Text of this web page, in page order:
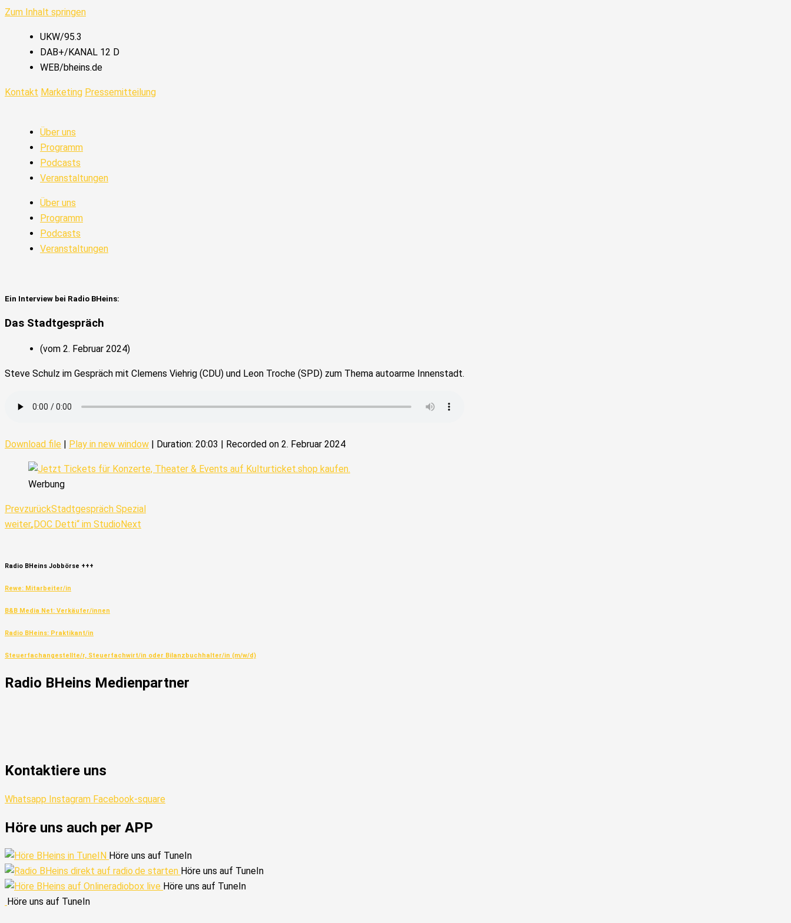
Zum Inhalt springen
UKW/95.3
DAB+/KANAL 12 D
WEB/bheins.de
Kontakt Marketing Pressemitteilung
Über uns
Programm
Podcasts
Veranstaltungen
Über uns
Programm
Podcasts
Veranstaltungen
Ein Interview bei Radio BHeins:
Das Stadtgespräch
(vom 2. Februar 2024)
Steve Schulz im Gespräch mit Clemens Viehrig (CDU) und Leon Troche (SPD) zum Thema autoarme Innenstadt.
Download file | Play in new window | Duration: 20:03 | Recorded on 2. Februar 2024
Werbung
PrevzurückStadtgespräch Spezial
weiter„DOC Detti“ im StudioNext
Radio BHeins Jobbörse +++
Rewe: Mitarbeiter/in
B&B Media Net: Verkäufer/innen
Radio BHeins: Praktikant/in
Steuerfachangestellte/r, Steuerfachwirt/in oder Bilanzbuchhalter/in (m/w/d)
Radio BHeins Medienpartner
Kontaktiere uns
Whatsapp Instagram Facebook-square
Höre uns auch per APP
Höre uns auf TuneIn
Höre uns auf TuneIn
Höre uns auf TuneIn
Höre uns auf TuneIn